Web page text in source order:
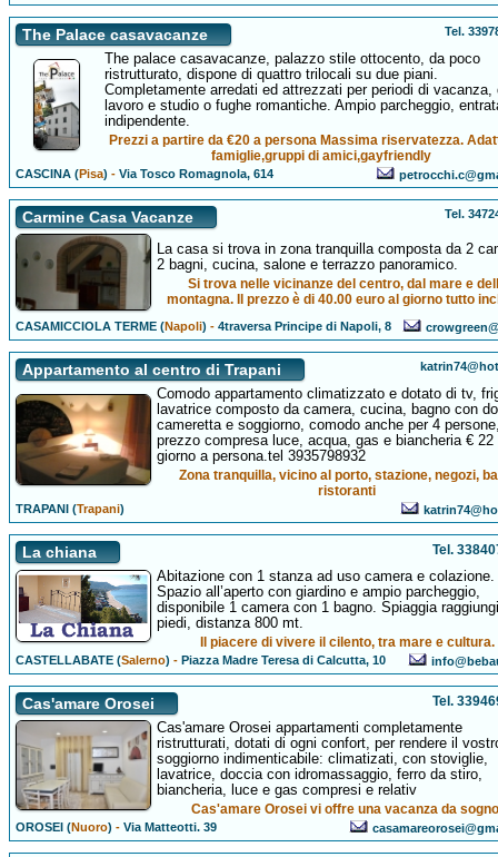
The Palace casavacanze Tel.
The palace casavacanze, palazzo stile ottocento, da poco
ristrutturato, dispone di quattro trilocali su due piani.
Completamente arredati ed attrezzati per periodi di vacanza,
lavoro e studio o fughe romantiche. Ampio parcheggio,
indipendente.
Prezzi a partire da €20 a persona Massima riservatezza.
famiglie,gruppi di amici,gayfriendly
CASCINA (Pisa) -Via Tosco Romagnola, 614
Carmine Casa Vacanze Tel.
La casa si trova in zona tranquilla composta da 2
2 bagni, cucina, salone e terrazzo panoramico.
Si trova nelle vicinanze del centro, dal mare e
montagna. Il prezzo è di 40.00 euro al giorno tutto
CASAMICCIOLA TERME (Napoli) -4traversa Principe di Napoli, 8
Appartamento al centro di Trapani
Comodo appartamento climatizzato e dotato di tv,
lavatrice composto da camera, cucina, bagno con
cameretta e soggiorno, comodo anche per 4
prezzo compresa luce, acqua, gas e biancheria € 22
giorno a persona.tel 3935798932
Zona tranquilla, vicino al porto, stazione, negozi,
ristoranti
TRAPANI (Trapani)
La chiana Tel.
Abitazione con 1 stanza ad uso camera e colazione.
Spazio all’aperto con giardino e ampio parcheggio,
disponibile 1 camera con 1 bagno. Spiaggia
piedi, distanza 800 mt.
Il piacere di vivere il cilento, tra mare e cultura.
CASTELLABATE (Salerno) -Piazza Madre Teresa di Calcutta, 10
Cas'amare Orosei Tel.
Cas'amare Orosei appartamenti completamente
ristrutturati, dotati di ogni confort, per rendere il
soggiorno indimenticabile: climatizati, con stoviglie,
lavatrice, doccia con idromassaggio, ferro da stiro,
biancheria, luce e gas compresi e relativ
Cas'amare Orosei vi offre una vacanza da
OROSEI (Nuoro) -Via Matteotti. 39